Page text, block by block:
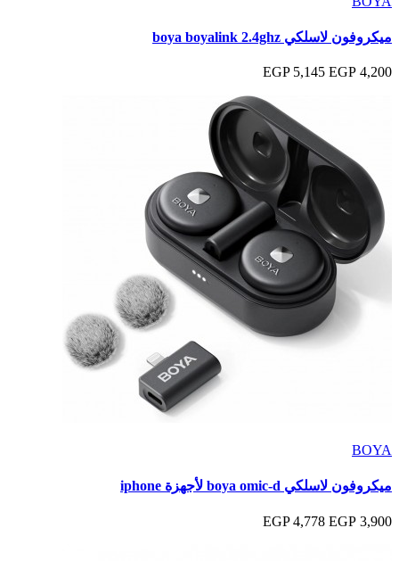
ميكروفون لاسلكي boya boyalink 2.4ghz
4,200 EGP
5,145 EGP
BOYA
ميكروفون لاسلكي boya omic-d لأجهزة iphone
3,900 EGP
4,778 EGP